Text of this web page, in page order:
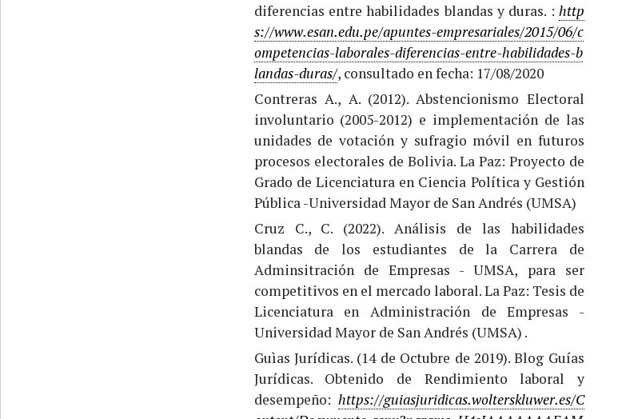
diferencias entre habilidades blandas y duras. : http
s://www.esan.edu.pe/apuntes-empresariales/2015/06/c
ompetencias-laborales-diferencias-entre-habilidades-b
landas-duras/, consultado en fecha: 17/08/2020
Contreras A., A. (2012). Abstencionismo Electoral
involuntario (2005-2012) e implementación de las
unidades de votación y sufragio móvil en futuros
procesos electorales de Bolivia. La Paz: Proyecto de
Grado de Licenciatura en Ciencia Política y Gestión
Pública -Universidad Mayor de San Andrés (UMSA)
Cruz C., C. (2022). Análisis de las habilidades
blandas de los estudiantes de la Carrera de
Adminsitración de Empresas - UMSA, para ser
competitivos en el mercado laboral. La Paz: Tesis de
Licenciatura en Administración de Empresas -
Universidad Mayor de San Andrés (UMSA) .
Guìas Jurídicas. (14 de Octubre de 2019). Blog Guías
Jurídicas. Obtenido de Rendimiento laboral y
desempeño: https://guiasjuridicas.wolterskluwer.es/C